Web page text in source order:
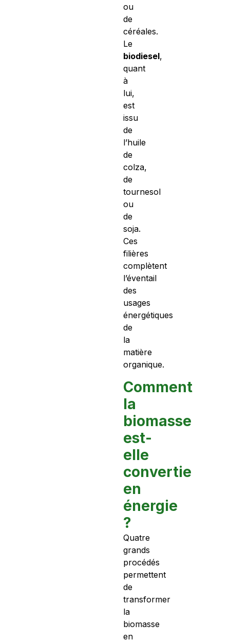
ou
de
céréales.
Le
biodiesel,
quant
à
lui,
est
issu
de
l’huile
de
colza,
de
tournesol
ou
de
soja.
Ces
filières
complètent
l’éventail
des
usages
énergétiques
de
la
matière
organique.
Comment
la
biomasse
est-
elle
convertie
en
énergie
?
Quatre
grands
procédés
permettent
de
transformer
la
biomasse
en